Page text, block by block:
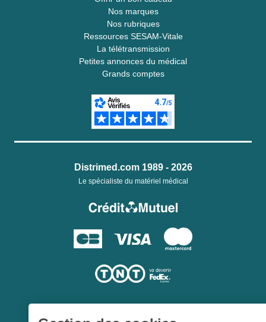
Nos marques
Nos rubriques
Ressources SESAM-Vitale
La télétransmission
Petites annonces du médical
Grands comptes
Distrimed.com 1989 - 2026
Le spécialiste du matériel médical